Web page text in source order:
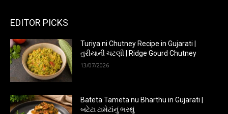
EDITOR PICKS
Turiya ni Chutney Recipe in Gujarati |
તુરીયાની ચટણી | Ridge Gourd Chutney
13/07/2026
Bateta Tameta nu Bharthu in Gujarati |
બટેટા ટામેટાંનું ભરથું